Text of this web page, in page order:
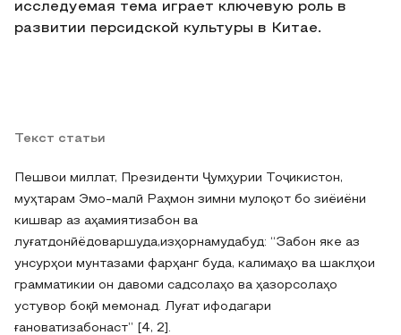
исследуемая тема играет ключевую роль в
развитии персидской культуры в Китае.
Текст статьи
Пешвои миллат, Президенти Ҷумҳурии Тоҷикистон,
муҳтарам Эмо-малӣ Раҳмон зимни мулоқот бо зиёиёни
кишвар аз аҳамиятизабон ва
луғатдонӣёдоваршуда,изҳорнамудабуд: “Забон яке аз
унсурҳои мунтазами фарҳанг буда, калимаҳо ва шаклҳои
грамматикии он давоми садсолаҳо ва ҳазорсолаҳо
устувор боқӣ мемонад. Луғат ифодагари
ғановатизабонаст” [4, 2].